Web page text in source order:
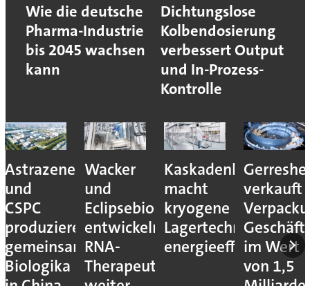
Wie die deutsche
Pharma-Industrie
bis 2045 wachsen
kann
Dichtungslose
Kolbendosierung
verbessert Output
und In-Prozess-
Kontrolle
Astrazeneca
und
CSPC
produzieren
gemeinsam
Biologika
Wacker
und
Eclipsebio
entwickeln
RNA-
Therapeutika
Kaskadenkonzept
macht
kryogene
Lagertechnik
energieeffizienter
verkauft
im Wert
von 1,5